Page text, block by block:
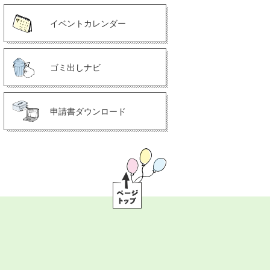
イベントカレンダー
ゴミ出しナビ
申請書ダウンロード
ッ
プ